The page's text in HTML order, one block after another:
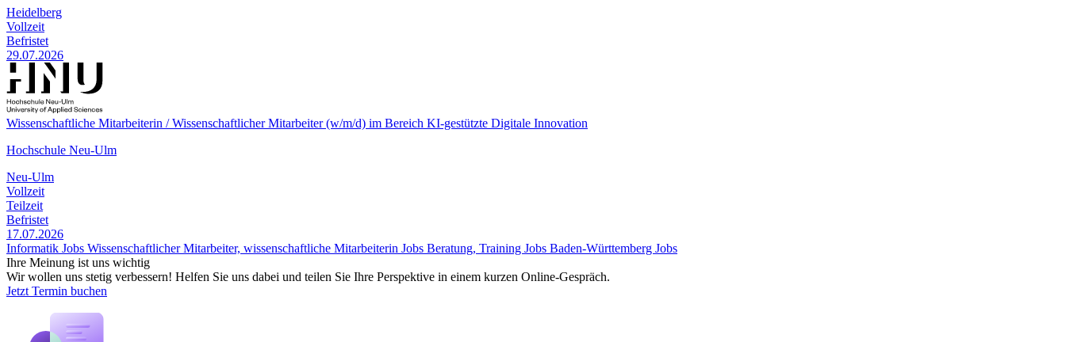
Heidelberg
Vollzeit
Befristet
29.07.2026
Wissenschaftliche Mitarbeiterin / Wissenschaftlicher Mitarbeiter (w/m/d) im Bereich KI-gestützte Digitale Innovation
Hochschule Neu-Ulm
Neu-Ulm
Vollzeit
Teilzeit
Befristet
17.07.2026
Informatik Jobs Wissenschaftlicher Mitarbeiter, wissenschaftliche Mitarbeiterin Jobs Beratung, Training Jobs Baden-Württemberg Jobs
Ihre Meinung ist uns wichtig
Wir wollen uns stetig verbessern! Helfen Sie uns dabei und teilen Sie Ihre Perspektive in einem kurzen Online-Gespräch.
Jetzt Termin buchen